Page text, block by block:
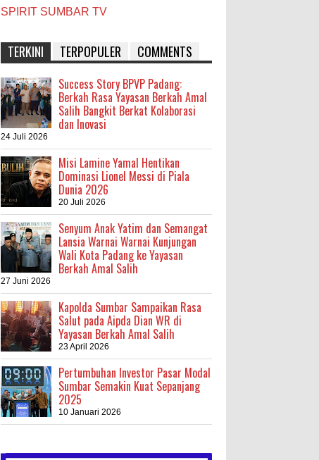
SPIRIT SUMBAR TV
TERKINI TERPOPULER COMMENTS
Success Story BPVP Padang:
Berkah Rasa Yayasan Berkah Amal
Salih Bangkit Berkat Kolaborasi
dan Inovasi
24 Juli 2026
Misi Lamine Yamal Hentikan
Dominasi Lionel Messi di Piala
Dunia 2026
20 Juli 2026
Senyum Anak Yatim dan Semangat
Lansia Warnai Warnai Kunjungan
Wali Kota Padang ke Yayasan
Berkah Amal Salih
27 Juni 2026
Kapolda Sumbar Sampaikan Rasa
Salut pada Aipda Dian WR di
Yayasan Berkah Amal Salih
23 April 2026
Pertumbuhan Investor Pasar Modal
Sumbar Semakin Kuat Sepanjang
2025
10 Januari 2026